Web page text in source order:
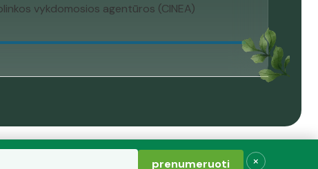
vykdomosios agentūros (CINEA)
prenumeruoti ×